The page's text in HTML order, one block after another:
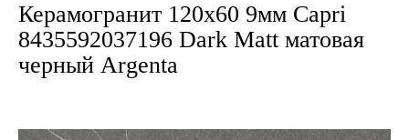
Керамогранит 120x60 9мм Capri
8435592037196 Dark Matt матовая
черный Argenta